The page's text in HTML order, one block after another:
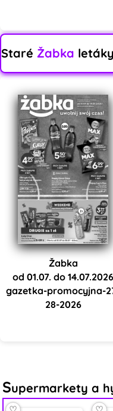
Staré Žabka letáky
Žabka
od 01.07. do 14.07.2026
gazetka-promocyjna-
28-2026
Supermarkety a